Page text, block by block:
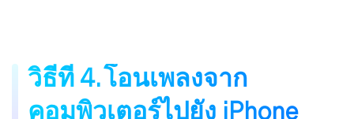
วิธีที่ 4. โอนเพลงจาก
คอมพิวเตอร์ไปยัง iPhone